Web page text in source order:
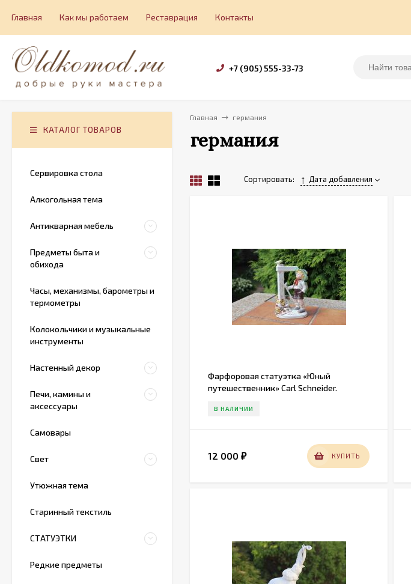
Главная Как мы работаем Реставрация Контакты
+7 (905) 555-33-73
Главная германия
германия
Сортировать: Дата добавления
Фарфоровая статуэтка «Юный
путешественник» Carl Schneider.
В НАЛИЧИИ
12 000 ₽ КУПИТЬ
КАТАЛОГ ТОВАРОВ
Сервировка стола
Алкогольная тема
Антикварная мебель
Предметы быта и
обихода
Часы, механизмы, барометры и
термометры
Колокольчики и музыкальные
инструменты
Настенный декор
Печи, камины и
аксессуары
Самовары
Свет
Утюжная тема
Старинный текстиль
СТАТУЭТКИ
Редкие предметы